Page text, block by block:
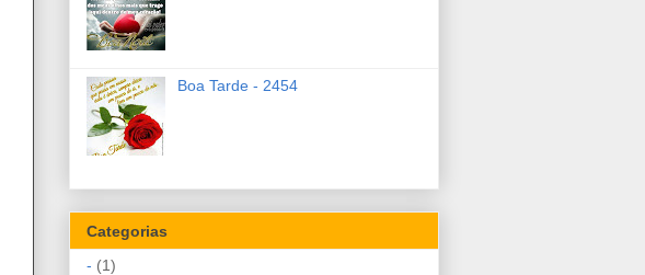
Boa Tarde - 2454
Categorias
- (1)